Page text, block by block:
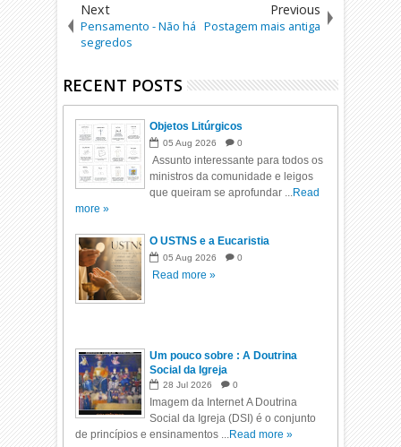
Next
Pensamento - Não há
segredos
Previous
Postagem mais antiga
RECENT POSTS
Objetos Litúrgicos
05 Aug 2026 0
Assunto interessante para todos os
ministros da comunidade e leigos
que queiram se aprofundar ...Read
more »
O USTNS e a Eucaristia
05 Aug 2026 0
Read more »
Um pouco sobre : A Doutrina
Social da Igreja
28 Jul 2026 0
Imagem da Internet A Doutrina
Social da Igreja (DSI) é o conjunto
de princípios e ensinamentos ...Read more »